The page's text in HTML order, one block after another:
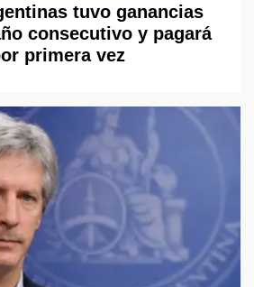
tuvo ganancias
consecutivo y pagará
primera vez